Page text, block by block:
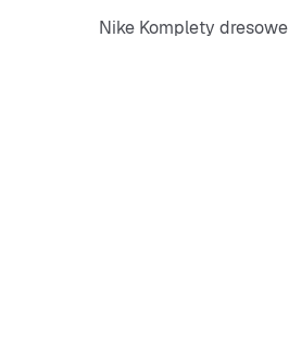
Nike Komplety dresowe